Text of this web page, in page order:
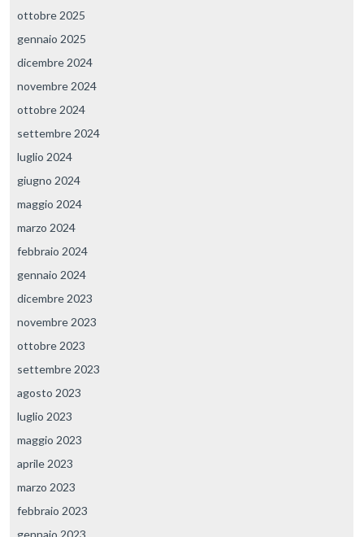
ottobre 2025
gennaio 2025
dicembre 2024
novembre 2024
ottobre 2024
settembre 2024
luglio 2024
giugno 2024
maggio 2024
marzo 2024
febbraio 2024
gennaio 2024
dicembre 2023
novembre 2023
ottobre 2023
settembre 2023
agosto 2023
luglio 2023
maggio 2023
aprile 2023
marzo 2023
febbraio 2023
gennaio 2023